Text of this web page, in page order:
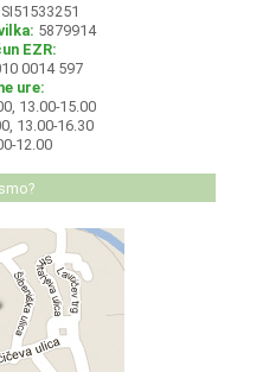
SI51533251
5879914
EZR:
0014 597
ure:
13.00-15.00
13.00-16.30
12.00